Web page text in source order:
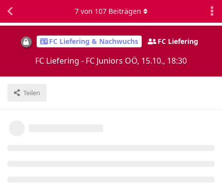
FC Liefering & Nachwuchs FC Liefering
FC Liefering - FC Juniors OÖ, 15.10., 18:30
Teilen
7von 107Beiträgen